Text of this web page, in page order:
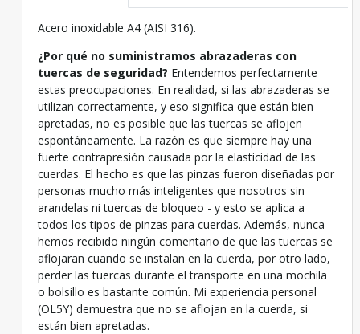
Acero inoxidable A4 (AISI 316).
¿Por qué no suministramos abrazaderas con
tuercas de seguridad? Entendemos perfectamente
estas preocupaciones. En realidad, si las abrazaderas se
utilizan correctamente, y eso significa que están bien
apretadas, no es posible que las tuercas se aflojen
espontáneamente. La razón es que siempre hay una
fuerte contrapresión causada por la elasticidad de las
cuerdas. El hecho es que las pinzas fueron diseñadas por
personas mucho más inteligentes que nosotros sin
arandelas ni tuercas de bloqueo - y esto se aplica a
todos los tipos de pinzas para cuerdas. Además, nunca
hemos recibido ningún comentario de que las tuercas se
aflojaran cuando se instalan en la cuerda, por otro lado,
perder las tuercas durante el transporte en una mochila
o bolsillo es bastante común. Mi experiencia personal
(OL5Y) demuestra que no se aflojan en la cuerda, si
están bien apretadas.